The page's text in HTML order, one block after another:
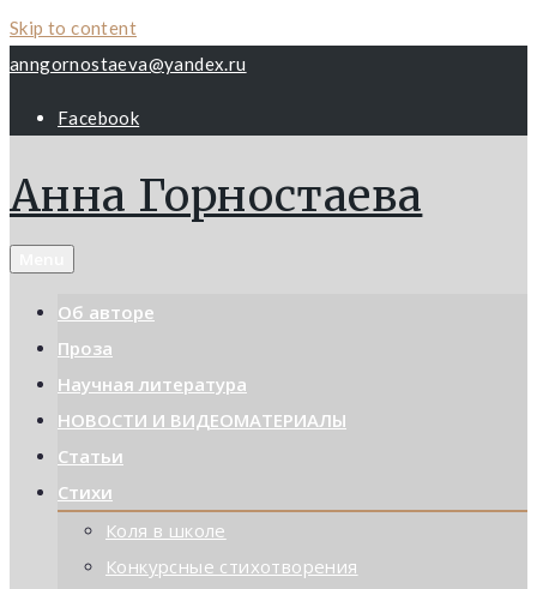
Skip to content
anngornostaeva@yandex.ru
Facebook
Анна Горностаева
Об авторе
Проза
Научная литература
НОВОСТИ И ВИДЕОМАТЕРИАЛЫ
Статьи
Стихи
Коля в школе
Конкурсные стихотворения